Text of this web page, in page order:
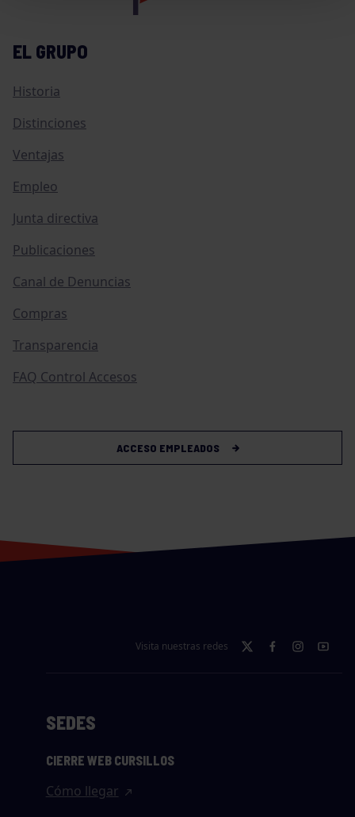
EL GRUPO
Historia
Distinciones
Ventajas
Empleo
Junta directiva
Publicaciones
Canal de Denuncias
Compras
Transparencia
FAQ Control Accesos
ACCESO EMPLEADOS
Visita nuestras redes
SEDES
CIERRE WEB CURSILLOS
Cómo llegar